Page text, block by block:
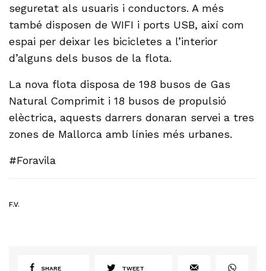
seguretat als usuaris i conductors. A més
també disposen de WIFI i ports USB, així com
espai per deixar les bicicletes a l’interior
d’alguns dels busos de la flota.
La nova flota disposa de 198 busos de Gas
Natural Comprimit i 18 busos de propulsió
elèctrica, aquests darrers donaran servei a tres
zones de Mallorca amb línies més urbanes.
#Foravila
F.V.
SHARE TWEET